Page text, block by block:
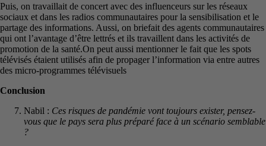
Puis, on travaillait de concert avec des influenceurs sur les réseaux
sociaux et dans les radios communautaires pour la sensibilisation et le
partage des informations. Aussi, on briefait des agents communautaires
qui ont l’avantage d’être lettrés et ils travaillent dans les activités de
promotion de la santé.On peut aussi mentionner le fait que les spots
télévisés étaient utilisés afin de propager l’information via entre autres
des micro-programmes télévisuels
Conclusion
Nabil : Ces risques de pandémie vont toujours exister, pensez-
vous que le pays sera plus préparé face à un scénario semblable
?